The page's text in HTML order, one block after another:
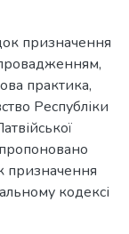
призначення
практика,
Республіки
призначення
кодексі